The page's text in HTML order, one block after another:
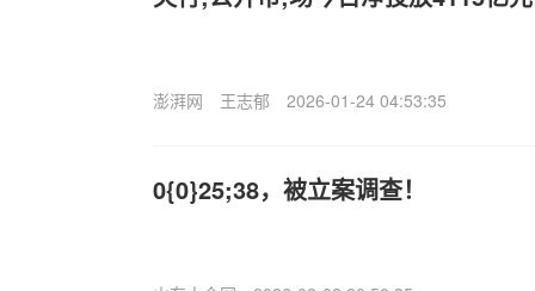
澎湃网 王志郁 2026-01-24 04:53:35
0{0}25;38，被立案调查！